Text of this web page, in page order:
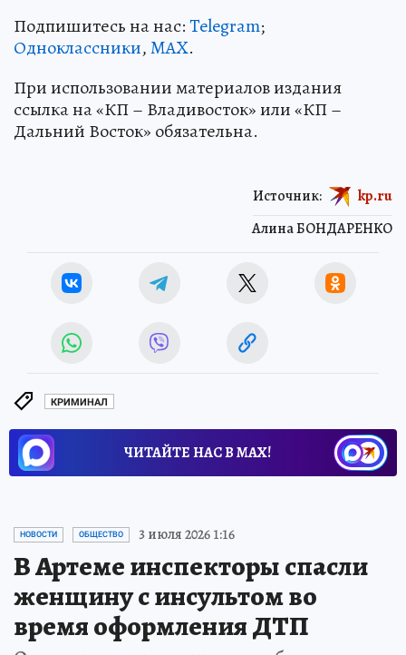
Подпишитесь на нас:Telegram;
Одноклассники,MAX.
При использовании материалов издания
ссылка на «КП – Владивосток» или «КП –
Дальний Восток» обязательна.
Алина БОНДАРЕНКО
Источник: kp.ru
КРИМИНАЛ
ЧИТАЙТЕ НАС В МАХ!
НОВОСТИ ОБЩЕСТВО 3 июля 2026 1:16
В Артеме инспекторы спасли
женщину с инсультом во
время оформления ДТП